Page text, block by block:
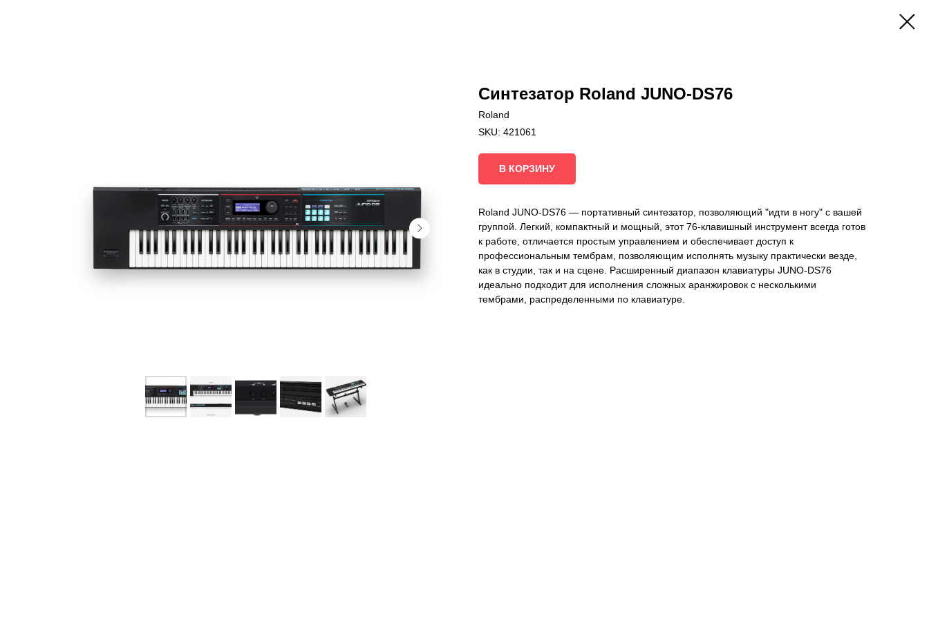
Синтезатор Roland JUNO-DS76
Roland
SKU: 421061
В КОРЗИНУ
Roland JUNO-DS76 — портативный синтезатор, позволяющий "идти в ногу" с вашей
группой. Легкий, компактный и мощный, этот 76-клавишный инструмент всегда готов
к работе, отличается простым управлением и обеспечивает доступ к
профессиональным тембрам, позволяющим исполнять музыку практически везде,
как в студии, так и на сцене. Расширенный диапазон клавиатуры JUNO-DS76
идеально подходит для исполнения сложных аранжировок с несколькими
тембрами, распределенными по клавиатуре.